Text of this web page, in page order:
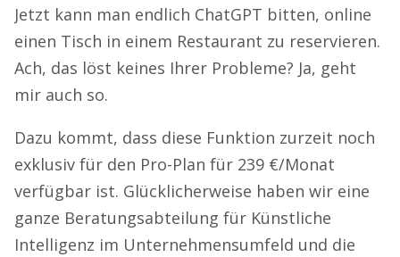
Jetzt kann man endlich ChatGPT bitten, online
einen Tisch in einem Restaurant zu reservieren.
Ach, das löst keines Ihrer Probleme? Ja, geht
mir auch so.
Dazu kommt, dass diese Funktion zurzeit noch
exklusiv für den Pro-Plan für 239 €/Monat
verfügbar ist. Glücklicherweise haben wir eine
ganze Beratungsabteilung für Künstliche
Intelligenz im Unternehmensumfeld und die